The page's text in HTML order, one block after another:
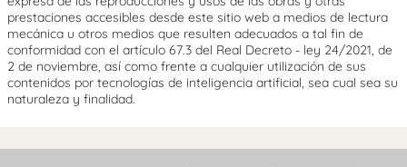
prestaciones accesibles desde este sitio web a medios de lectura
mecánica u otros medios que resulten adecuados a tal fin de
conformidad con el artículo 67.3 del Real Decreto - ley 24/2021, de
2 de noviembre, así como frente a cualquier utilización de sus
contenidos por tecnologías de inteligencia artificial, sea cual sea su
naturaleza y finalidad.